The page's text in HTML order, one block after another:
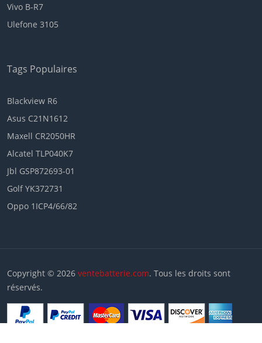
Vivo B-R7
Ulefone 3105
Tags Populaires
Blackview R6
Asus C21N1612
Maxell CR2050HR
Alcatel TLP040K7
Jbl GSP872693-01
Golf YK372731
Oppo 1ICP4/66/82
Copyright © 2026 ventebatterie.com. Tous les droits sont
réservés.